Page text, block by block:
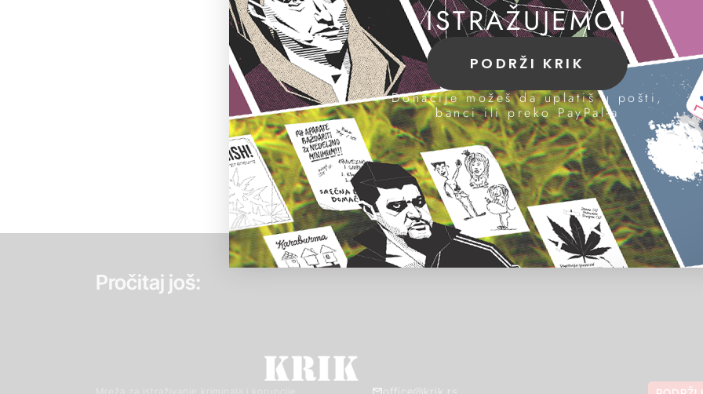
Pročitaj još:
Mreža za istraživanje kriminala i korupcije office@krik.rs
ISTRAŽUJEMO!
PODRŽI KRIK
Donacije možeš da uplatiš u pošti,
banci ili preko PayPal-a